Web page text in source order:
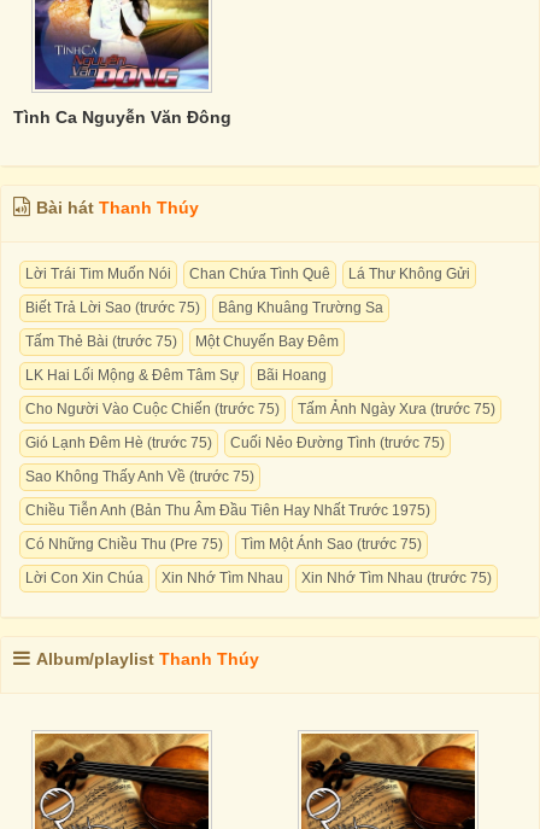
Tình Ca Nguyễn Văn Đông
Bài hát Thanh Thúy
Lời Trái Tim Muốn Nói Chan Chứa Tình Quê
Lá Thư Không Gửi
Biết Trả Lời Sao (trước 75)
Bâng Khuâng Trường Sa
Tấm Thẻ Bài (trước 75)
Một Chuyến Bay Đêm
LK Hai Lối Mộng & Đêm Tâm Sự
Bãi Hoang
Cho Người Vào Cuộc Chiến (trước 75)
Tấm Ảnh Ngày Xưa (trước 75)
Gió Lạnh Đêm Hè (trước 75)
Cuối Nẻo Đường Tình (trước 75)
Sao Không Thấy Anh Về (trước 75)
Chiều Tiễn Anh (Bản Thu Âm Đầu Tiên Hay Nhất Trước 1975)
Có Những Chiều Thu (Pre 75)
Tìm Một Ánh Sao (trước 75)
Lời Con Xin Chúa
Xin Nhớ Tìm Nhau Xin Nhớ Tìm Nhau (trước 75)
Album/playlist Thanh Thúy